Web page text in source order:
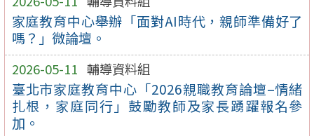
家庭教育中心舉辦「面對AI時代，親師準備好了
嗎？」微論壇。
2026-05-11 輔導資料組
臺北市家庭教育中心「2026親職教育論壇–情緒
扎根，家庭同行」鼓勵教師及家長踴躍報名參
加。